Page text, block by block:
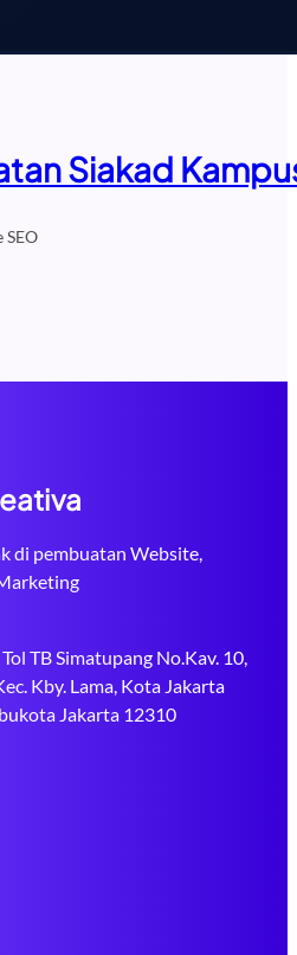
Siakad
SEO
di pembuatan Website,
TB Simatupang No.Kav. 10,
Kby. Lama, Kota Jakarta
Jakarta 12310